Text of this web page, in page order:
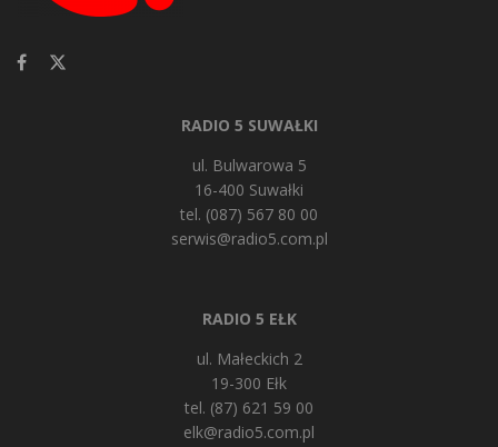
RADIO 5 SUWAŁKI
ul. Bulwarowa 5
16-400 Suwałki
tel. (087) 567 80 00
serwis@radio5.com.pl
RADIO 5 EŁK
ul. Małeckich 2
19-300 Ełk
tel. (87) 621 59 00
elk@radio5.com.pl